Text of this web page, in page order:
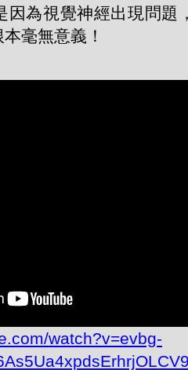
因為視覺神經出現問題
毫無意義！
watch?v=evbg-